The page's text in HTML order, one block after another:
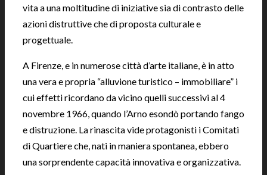
vita a una moltitudine di iniziative sia di contrasto delle
azioni distruttive che di proposta culturale e
progettuale.
A Firenze, e in numerose città d’arte italiane, è in atto
una vera e propria “alluvione turistico – immobiliare” i
cui effetti ricordano da vicino quelli successivi al 4
novembre 1966, quando l’Arno esondò portando fango
e distruzione. La rinascita vide protagonisti i Comitati
di Quartiere che, nati in maniera spontanea, ebbero
una sorprendente capacità innovativa e organizzativa.